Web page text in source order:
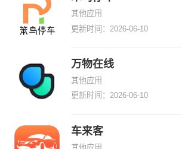
其他应用
更新时间：2026-06-10
万物在线
其他应用
更新时间：2026-06-10
车来客